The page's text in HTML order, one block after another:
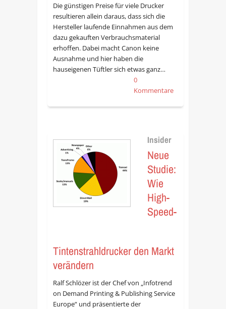
Die günstigen Preise für viele Drucker
resultieren allein daraus, dass sich die
Hersteller laufende Einnahmen aus dem
dazu gekauften Verbrauchsmaterial
erhoffen. Dabei macht Canon keine
Ausnahme und hier haben die
hauseigenen Tüftler sich etwas ganz…
0
Kommentare
Insider
Neue
Studie:
Wie
High-
Speed-
Tintenstrahldrucker den Markt
verändern
Ralf Schlözer ist der Chef von „Infotrend
on Demand Printing & Publishing Service
Europe“ und präsentierte der